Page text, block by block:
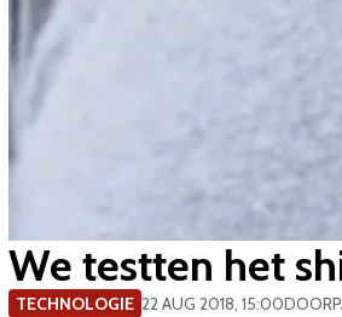
We testten het
TECHNOLOGIE 22 AUG 2018, 15:00DOOR